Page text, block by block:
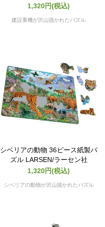
1,320円(税込)
建設重機が沢山描かれたパズル
シベリアの動物 36ピース紙製パ
ズル LARSEN/ラーセン社
1,320円(税込)
シベリアの動物が沢山描かれたパズル